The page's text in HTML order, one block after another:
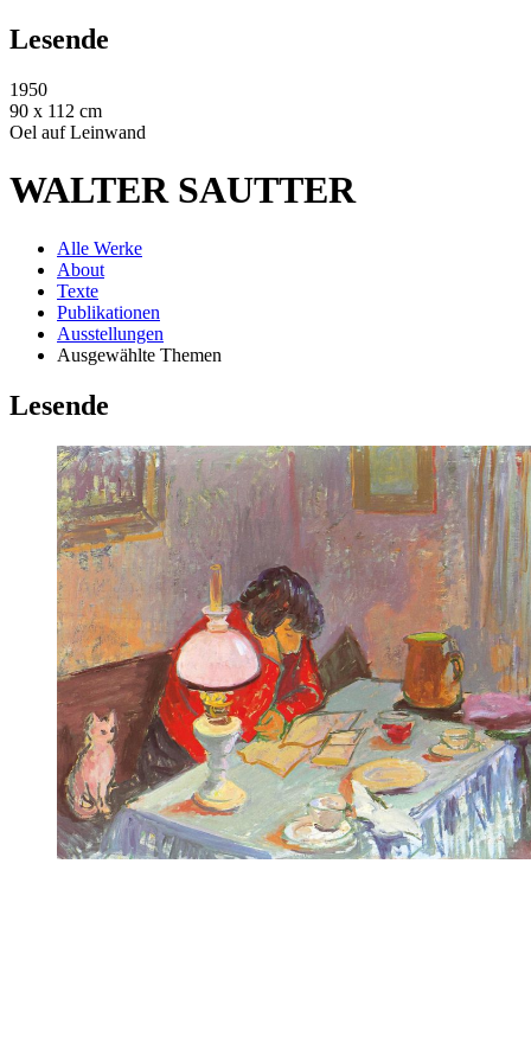
Lesende
1950
90 x 112 cm
Oel auf Leinwand
WALTER SAUTTER
Alle Werke
About
Texte
Publikationen
Ausstellungen
Ausgewählte Themen
Lesende